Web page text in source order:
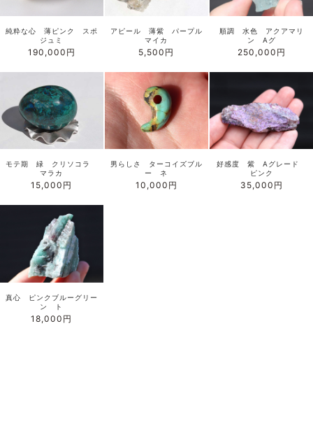
純粋な心 薄ピンク スポ
ジュミ
190,000円
アピール 薄紫 パープル
マイカ
5,500円
順調 水色 アクアマリ
ン Aグ
250,000円
モテ期 緑 クリソコラ
マラカ
15,000円
男らしさ ターコイズブル
ー ネ
10,000円
好感度 紫 Aグレード
ピンク
35,000円
真心 ピンクブルーグリー
ン ト
18,000円